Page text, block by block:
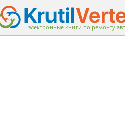
электронные книги по ремонту